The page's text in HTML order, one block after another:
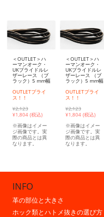
＜OUTLET＞ハ
ーマンオーク・
UKブライドルレ
ザーレース （ブ
ラック）5 mm幅
OUTLETプライ
ス！！
¥2,123
¥1,804 (税込)
※画像はイメー
ジ画像です。実
際の商品とは異
なります。
＜OUTLET＞ハ
ーマンオーク・
UKブライドルレ
ザーレース （ブ
ラック）5 mm幅
OUTLETプライ
ス！！
¥2,123
¥1,804 (税込)
※画像はイメー
ジ画像です。実
際の商品とは異
なります。
INFO
革の部位と大きさ
ホック類とハトメ抜きの選び方